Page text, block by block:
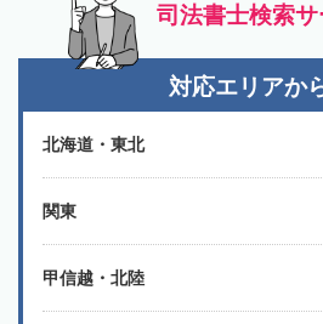
司法書士検索サ
対応エリアか
北海道・東北
関東
甲信越・北陸